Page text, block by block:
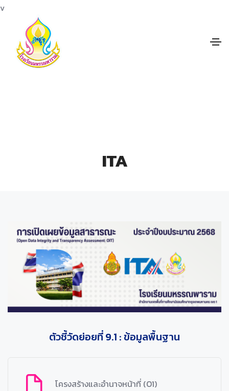
v
ITA
ตัวชี้วัดย่อยที่ 9.1 : ข้อมูลพื้นฐาน
โครงสร้างและอำนาจหน้าที่ (O1)